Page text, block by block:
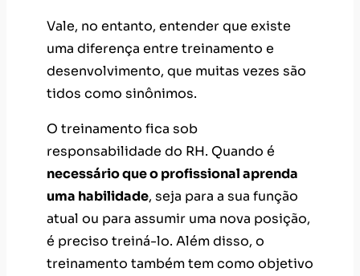
Vale, no entanto, entender que existe
uma diferença entre treinamento e
desenvolvimento, que muitas vezes são
tidos como sinônimos.
O treinamento fica sob
responsabilidade do RH. Quando é
necessário que o profissional aprenda
uma habilidade, seja para a sua função
atual ou para assumir uma nova posição,
é preciso treiná-lo. Além disso, o
treinamento também tem como objetivo